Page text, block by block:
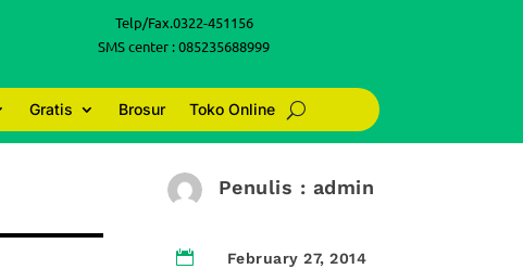
Telp/Fax.0322-451156
SMS center : 085235688999
Gratis Brosur Toko Online
Penulis : admin
 February 27, 2014